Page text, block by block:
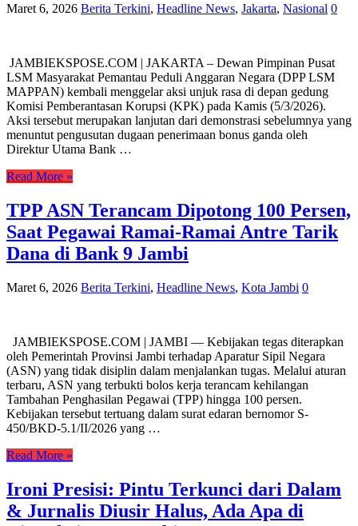
Maret 6, 2026 Berita Terkini, Headline News, Jakarta, Nasional 0
‎ ‎JAMBIEKSPOSE.COM | JAKARTA – Dewan Pimpinan Pusat
LSM Masyarakat Pemantau Peduli Anggaran Negara (DPP LSM
MAPPAN) kembali menggelar aksi unjuk rasa di depan gedung
Komisi Pemberantasan Korupsi (KPK) pada Kamis (5/3/2026).
‎Aksi tersebut merupakan lanjutan dari demonstrasi sebelumnya yang
menuntut pengusutan dugaan penerimaan bonus ganda oleh
Direktur Utama Bank …
Read More »
TPP ASN Terancam Dipotong 100 Persen,
Saat Pegawai Ramai-Ramai Antre Tarik
Dana di Bank 9 Jambi
Maret 6, 2026 Berita Terkini, Headline News, Kota Jambi 0
JAMBIEKSPOSE.COM | JAMBI — Kebijakan tegas diterapkan
oleh Pemerintah Provinsi Jambi terhadap Aparatur Sipil Negara
(ASN) yang tidak disiplin dalam menjalankan tugas. Melalui aturan
terbaru, ASN yang terbukti bolos kerja terancam kehilangan
Tambahan Penghasilan Pegawai (TPP) hingga 100 persen.
Kebijakan tersebut tertuang dalam surat edaran bernomor S-
450/BKD-5.1/II/2026 yang …
Read More »
Ironi Presisi: Pintu Terkunci dari Dalam
& Jurnalis Diusir Halus, Ada Apa di